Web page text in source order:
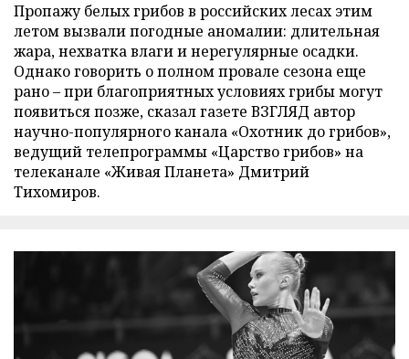
Пропажу белых грибов в российских лесах этим
летом вызвали погодные аномалии: длительная
жара, нехватка влаги и нерегулярные осадки.
Однако говорить о полном провале сезона еще
рано – при благоприятных условиях грибы могут
появиться позже, сказал газете ВЗГЛЯД автор
научно-популярного канала «Охотник до грибов»,
ведущий телепрограммы «Царство грибов» на
телеканале «Живая Планета» Дмитрий
Тихомиров.